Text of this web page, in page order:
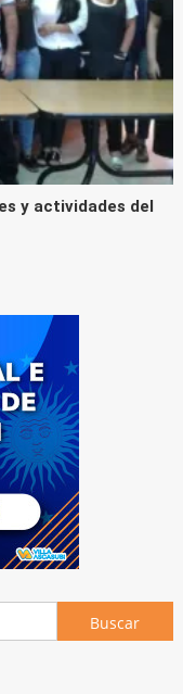
y actividades del
Buscar: